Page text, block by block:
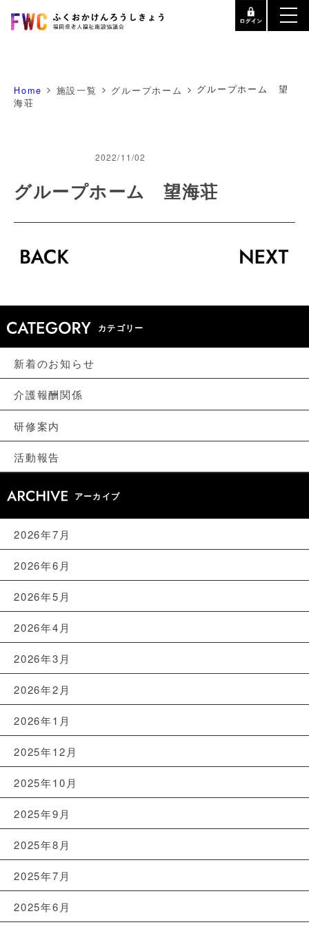
Home > 施設一覧 > グループホーム > グループホーム 望
海荘
2022/11/02
グループホーム 望海荘
カテゴリー
新着のお知らせ
介護報酬関係
研修案内
活動報告
アーカイブ
2026年7月
2026年6月
2026年5月
2026年4月
2026年3月
2026年2月
2026年1月
2025年12月
2025年10月
2025年9月
2025年8月
2025年7月
2025年6月